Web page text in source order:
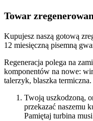
Towar
Kupujesz naszą gotową
12 miesięczną pisemną
Regeneracja polega na
komponentów na nowe:
talerzyk, blaszka termiczna.
Twoją uszkodzoną,
przekazać naszemu
Pamiętaj turbina